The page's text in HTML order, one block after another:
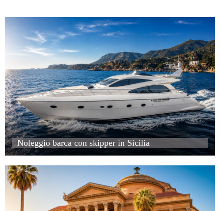
Noleggio barca con skipper in Sicilia
Noleggio barca con skipper in Sicilia
Noleggio barca con skipper in Sicilia
Tour privato di Palermo con autista